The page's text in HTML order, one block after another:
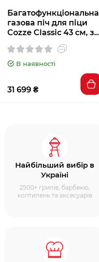
Багатофункціональна
газова піч для піци
Cozze Classic 43 см, з
поворотним каменем,
Black Edition 90437
В наявності
31 699 ₴
Найбільший вибір в
Україні
2500+ грилів, барбекю,
коптилень та аксесуарів